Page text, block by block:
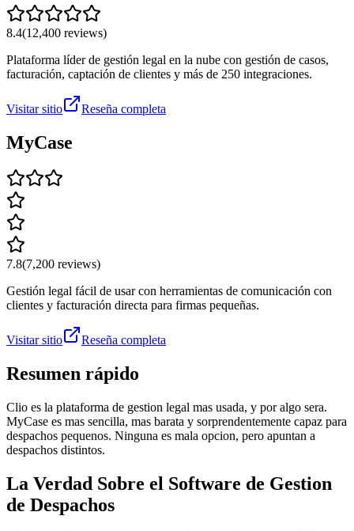
8.4(12,400 reviews)
Plataforma líder de gestión legal en la nube con gestión de casos,
facturación, captación de clientes y más de 250 integraciones.
Visitar sitio Reseña completa
MyCase
7.8(7,200 reviews)
Gestión legal fácil de usar con herramientas de comunicación con
clientes y facturación directa para firmas pequeñas.
Visitar sitio Reseña completa
Resumen rápido
Clio es la plataforma de gestion legal mas usada, y por algo sera.
MyCase es mas sencilla, mas barata y sorprendentemente capaz para
despachos pequenos. Ninguna es mala opcion, pero apuntan a
despachos distintos.
La Verdad Sobre el Software de Gestion
de Despachos